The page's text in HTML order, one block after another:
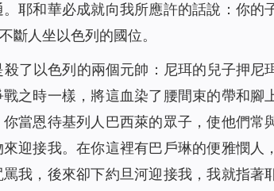
耶和華必成就向我所應許的話說：你的
斷人坐以色列的國位。
了以色列的兩個元帥：尼珥的兒子押尼
之時一樣，將這血染了腰間束的帶和腳
當恩待基列人巴西萊的眾子，使他們常
迎接我。在你這裡有巴戶琳的便雅憫人
我，後來卻下約旦河迎接我，我就指著